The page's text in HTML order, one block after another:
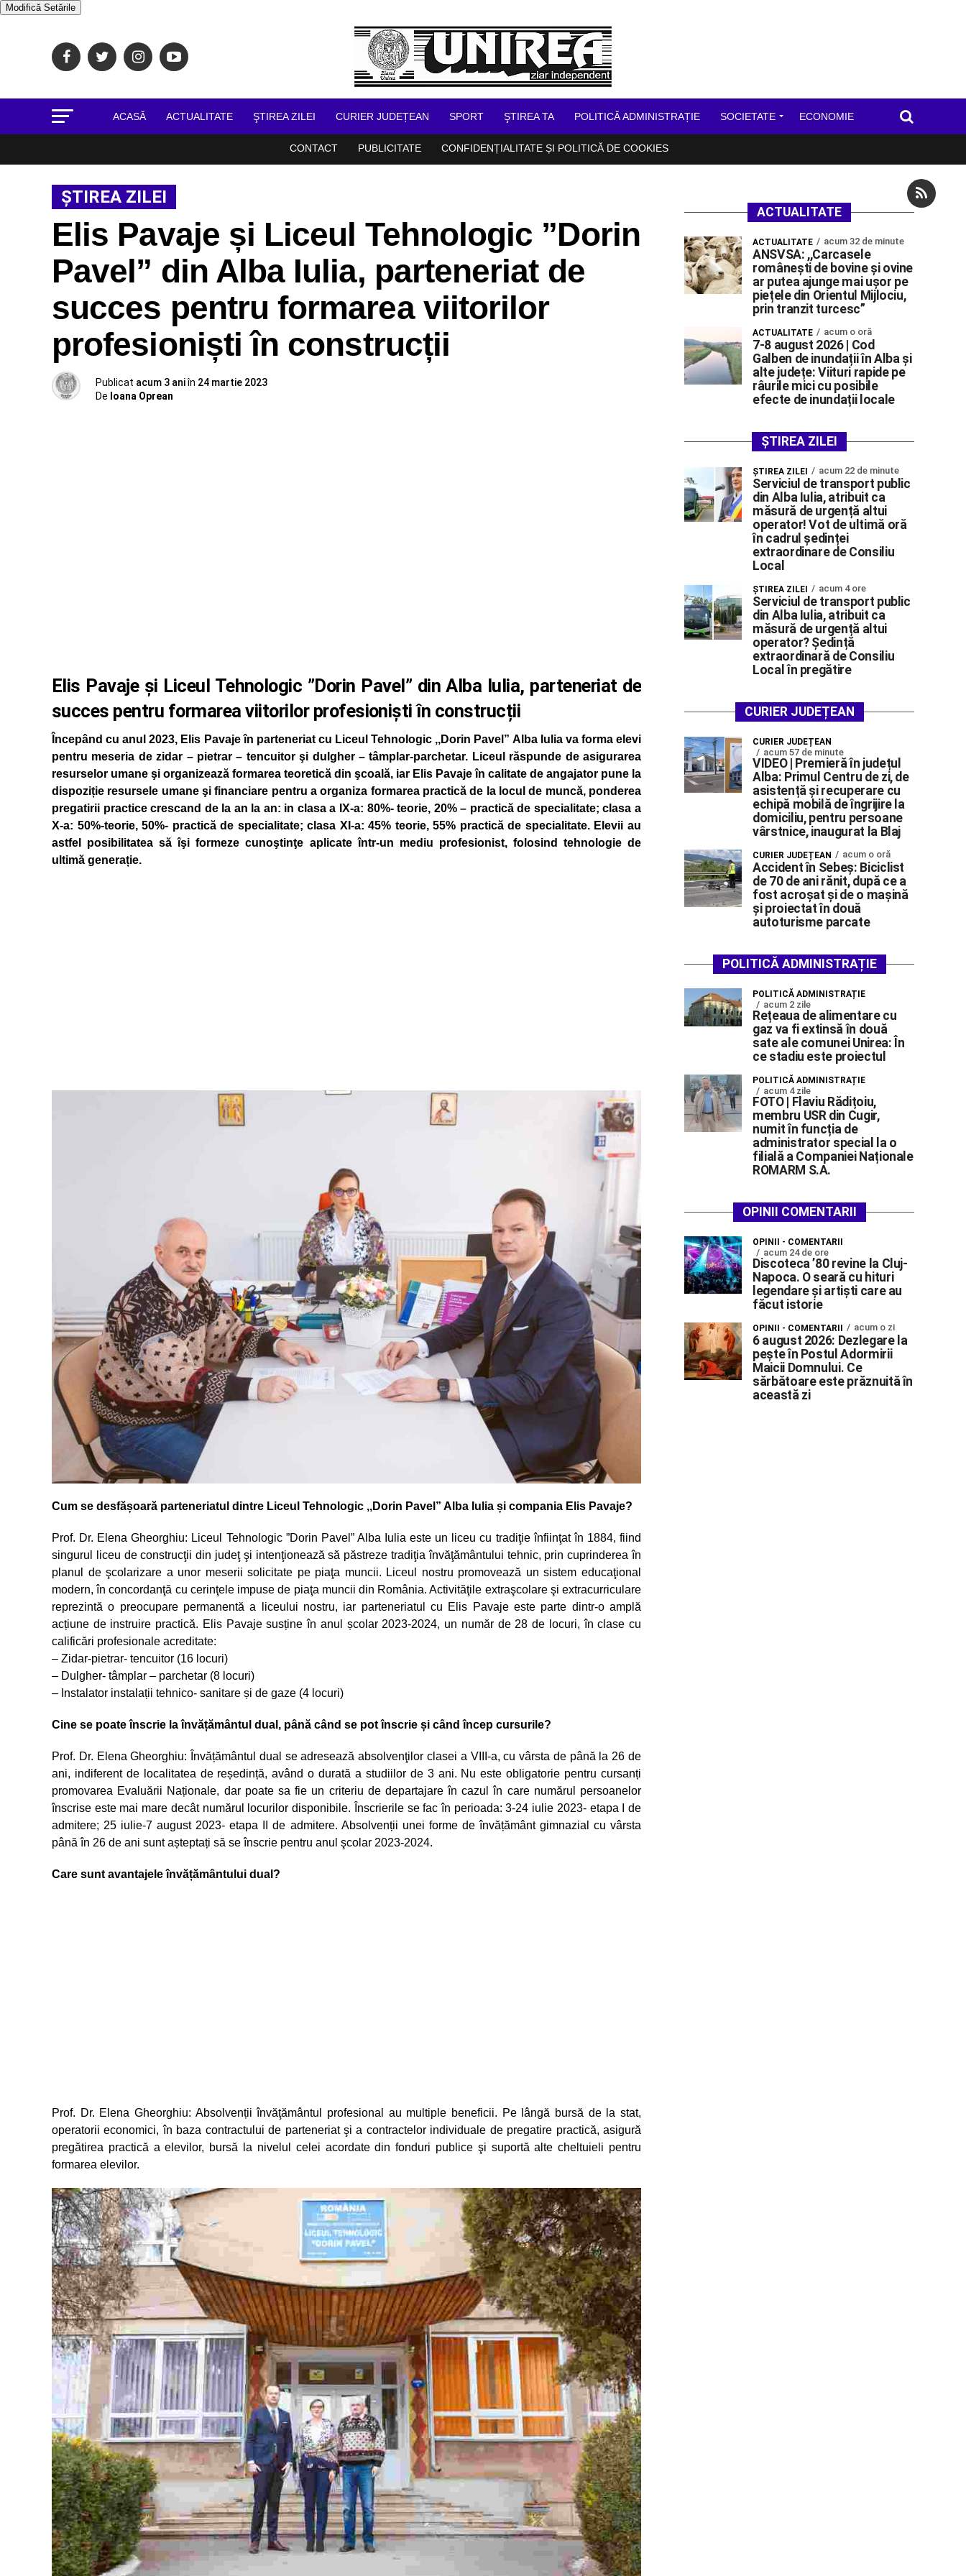
Modifică Setările
ACASĂ ACTUALITATE ŞTIREA ZILEI CURIER JUDEȚEAN SPORT ŞTIREA TA POLITICĂ ADMINISTRAȚIE SOCIETATE ECONOMIE
CONTACT PUBLICITATE CONFIDENȚIALITATE ȘI POLITICĂ DE COOKIES
ŞTIREA ZILEI
Elis Pavaje și Liceul Tehnologic ”Dorin
Pavel” din Alba Iulia, parteneriat de
succes pentru formarea viitorilor
profesioniști în construcții
Publicat acum 3 aniîn 24 martie 2023
De Ioana Oprean
Elis Pavaje și Liceul Tehnologic ”Dorin Pavel” din Alba Iulia, parteneriat de
succes pentru formarea viitorilor profesioniști în construcții
Începând cu anul 2023, Elis Pavaje în parteneriat cu Liceul Tehnologic ,,Dorin Pavel” Alba Iulia va forma elevi
pentru meseria de zidar – pietrar – tencuitor şi dulgher – tâmplar-parchetar. Liceul răspunde de asigurarea
resurselor umane şi organizează formarea teoretică din şcoală, iar Elis Pavaje în calitate de angajator pune la
dispoziție resursele umane şi financiare pentru a organiza formarea practică de la locul de muncă, ponderea
pregatirii practice crescand de la an la an: in clasa a IX-a: 80%- teorie, 20% – practică de specialitate; clasa a
X-a: 50%-teorie, 50%- practică de specialitate; clasa XI-a: 45% teorie, 55% practică de specialitate. Elevii au
astfel posibilitatea să îşi formeze cunoştinţe aplicate într-un mediu profesionist, folosind tehnologie de
ultimă generație.
Cum se desfășoară parteneriatul dintre Liceul Tehnologic ,,Dorin Pavel” Alba Iulia și compania Elis Pavaje?
Prof. Dr. Elena Gheorghiu: Liceul Tehnologic ”Dorin Pavel” Alba Iulia este un liceu cu tradiţie înfiinţat în 1884, fiind
singurul liceu de construcţii din judeţ şi intenţionează să păstreze tradiţia învăţământului tehnic, prin cuprinderea în
planul de şcolarizare a unor meserii solicitate pe piaţa muncii. Liceul nostru promovează un sistem educaţional
modern, în concordanţă cu cerinţele impuse de piaţa muncii din România. Activităţile extraşcolare şi extracurriculare
reprezintă o preocupare permanentă a liceului nostru, iar parteneriatul cu Elis Pavaje este parte dintr-o amplă
acțiune de instruire practică. Elis Pavaje susține în anul școlar 2023-2024, un număr de 28 de locuri, în clase cu
calificări profesionale acreditate:
– Zidar-pietrar- tencuitor (16 locuri)
– Dulgher- tâmplar – parchetar (8 locuri)
– Instalator instalații tehnico- sanitare și de gaze (4 locuri)
Cine se poate înscrie la învățământul dual, până când se pot înscrie și când încep cursurile?
Prof. Dr. Elena Gheorghiu: Învățământul dual se adresează absolvenţilor clasei a VIII-a, cu vârsta de până la 26 de
ani, indiferent de localitatea de reședință, având o durată a studiilor de 3 ani. Nu este obligatorie pentru cursanți
promovarea Evaluării Naționale, dar poate sa fie un criteriu de departajare în cazul în care numărul persoanelor
înscrise este mai mare decât numărul locurilor disponibile. Înscrierile se fac în perioada: 3-24 iulie 2023- etapa I de
admitere; 25 iulie-7 august 2023- etapa II de admitere. Absolvenții unei forme de învățământ gimnazial cu vârsta
până în 26 de ani sunt așteptați să se înscrie pentru anul şcolar 2023-2024.
Care sunt avantajele învățământului dual?
Prof. Dr. Elena Gheorghiu: Absolvenții învăţământul profesional au multiple beneficii. Pe lângă bursă de la stat,
operatorii economici, în baza contractului de parteneriat şi a contractelor individuale de pregatire practică, asigură
pregătirea practică a elevilor, bursă la nivelul celei acordate din fonduri publice şi suportă alte cheltuieli pentru
formarea elevilor.
ACTUALITATE
ACTUALITATE acum 32 de minute
ANSVSA: ,,Carcasele
românești de bovine și ovine
ar putea ajunge mai ușor pe
piețele din Orientul Mijlociu,
prin tranzit turcesc”
ACTUALITATE acum o oră
7-8 august 2026 | Cod
Galben de inundații în Alba și
alte județe: Viituri rapide pe
râurile mici cu posibile
efecte de inundații locale
ȘTIREA ZILEI
ŞTIREA ZILEI acum 22 de minute
Serviciul de transport public
din Alba Iulia, atribuit ca
măsură de urgență altui
operator! Vot de ultimă oră
în cadrul ședinței
extraordinare de Consiliu
Local
ŞTIREA ZILEI acum 4 ore
Serviciul de transport public
din Alba Iulia, atribuit ca
măsură de urgență altui
operator? Ședință
extraordinară de Consiliu
Local în pregătire
CURIER JUDEȚEAN
CURIER JUDEȚEAN
acum 57 de minute
VIDEO | Premieră în județul
Alba: Primul Centru de zi, de
asistență și recuperare cu
echipă mobilă de îngrijire la
domiciliu, pentru persoane
vârstnice, inaugurat la Blaj
CURIER JUDEȚEAN acum o oră
Accident în Sebeș: Biciclist
de 70 de ani rănit, după ce a
fost acroșat și de o mașină
și proiectat în două
autoturisme parcate
POLITICĂ ADMINISTRAȚIE
POLITICĂ ADMINISTRAȚIE
acum 2 zile
Rețeaua de alimentare cu
gaz va fi extinsă în două
sate ale comunei Unirea: În
ce stadiu este proiectul
POLITICĂ ADMINISTRAȚIE
acum 4 zile
FOTO | Flaviu Rădițoiu,
membru USR din Cugir,
numit în funcția de
administrator special la o
filială a Companiei Naționale
ROMARM S.A.
OPINII COMENTARII
OPINII - COMENTARII
acum 24 de ore
Discoteca ’80 revine la Cluj-
Napoca. O seară cu hituri
legendare și artiști care au
făcut istorie
OPINII - COMENTARII acum o zi
6 august 2026: Dezlegare la
pește în Postul Adormirii
Maicii Domnului. Ce
sărbătoare este prăznuită în
această zi